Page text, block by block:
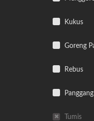
Kukus
Goreng
Rebus
Panggang
Tumis